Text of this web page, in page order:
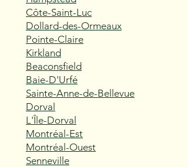
Côte-Saint-Luc
Dollard-des-Ormeaux
Pointe-Claire
Kirkland
Beaconsfield
Baie-D'Urfé
Sainte-Anne-de-Bellevue
Dorval
L'Île-Dorval
Montréal-Est
Montréal-Ouest
Senneville